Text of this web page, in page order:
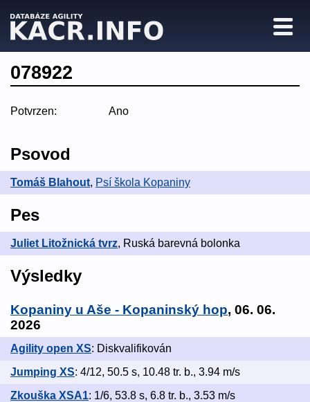
078922
Potvrzen: Ano
Psovod
Tomáš Blahout, Psí škola Kopaniny
Pes
Juliet Litožnická tvrz, Ruská barevná bolonka
Výsledky
Kopaniny u Aše - Kopaninský hop, 06. 06.
2026
Agility open XS: Diskvalifikován
Jumping XS: 4/12, 50.5 s, 10.48 tr. b., 3.94 m/s
Zkouška XSA1: 1/6, 53.8 s, 6.8 tr. b., 3.53 m/s